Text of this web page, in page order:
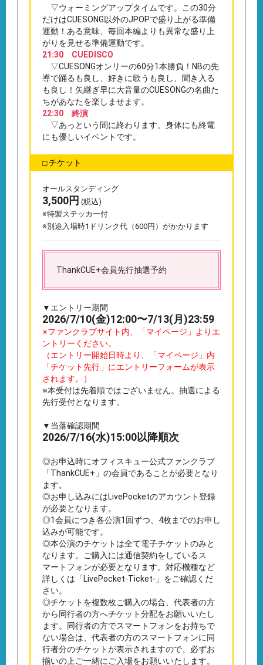
▽ウォーミングアップタイムです。この30分
だけはCUESONG以外のJPOPで盛り上がる準備
運動！ある意味、毎回本編よりも異常な盛り上
がりを見せる準備運動です。
21:30 CUEDISCO
▽CUESONGオンリーの60分1本勝負！NBの先
導で踊るも良し、好きに歌うも良し、聞き入る
も良し！矢継ぎ早に大音量のCUESONGの名曲た
ちがあなたを楽しませます。
22:30 終演
▽あっという間に終わります。身体にも終電
にも優しいイベントです。
□ チケット
オールスタンディング
3,500円 (税込)
※特製ステッカー付
※別途入場時1ドリンク代（600円）がかかります
ThankCUE+会員先行抽選予約
▼エントリー期間
2026/7/10(金)12:00〜7/13(月)23:59
※ファンクラブサイト内、「マイページ」よりエ
ントリーください。
（エントリー開始日時より、「マイページ」内
「チケット先行」にエントリーフォームが表示
されます。）
※本受付は先着順ではございません。抽選による
先行受付となります。
▼当落確認期間
2026/7/16(水)15:00以降順次
◎お申込時にオフィスキュー公式ファンクラブ
「ThankCUE+」の会員であることが必要となり
ます。
◎お申し込みにはLivePocketのアカウント登録
が必要となります。
◎1会員につき各公演1回ずつ、4枚までのお申し
込みが可能です。
◎本公演のチケットは全て電子チケットのみと
なります。ご購入には通信契約をしているス
マートフォンが必要となります。対応機種など
詳しくは「LivePocket-Ticket-」をご確認くだ
さい。
◎チケットを複数枚ご購入の場合、代表者の方
から同行者の方へチケット分配をお願いいたし
ます。同行者の方でスマートフォンをお持ちで
ない場合は、代表者の方のスマートフォンに同
行者分のチケットが表示されますので、必ずお
揃いの上ご一緒にご入場をお願いいたします。